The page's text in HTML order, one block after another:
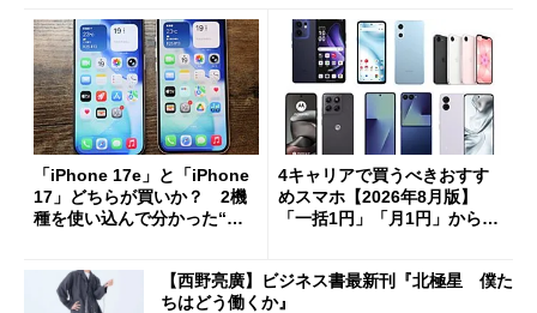
「iPhone 17e」と「iPhone
17」どちらが買いか？ 2機
種を使い込んで分かった“ス
4キャリアで買うべきおすす
めスマホ【2026年8月版】
「一括1円」「月1円」からお
【西野亮廣】ビジネス書最新刊『北極星 僕た
ちはどう働くか』